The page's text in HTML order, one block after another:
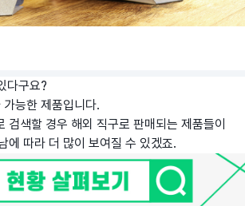
다구요?
능한 제품입니다.
색할 경우 해외 직구로 판매되는 제품들이
에 따라 더 많이 보여질 수 있겠죠.